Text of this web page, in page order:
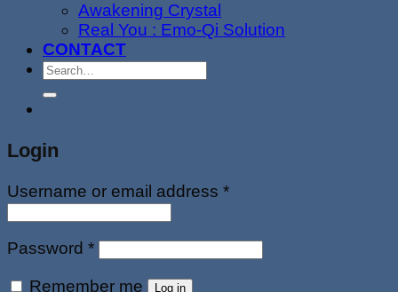
Awakening Crystal
Real You : Emo-Qi Solution
CONTACT
Search
for:
Login
Username or email address *
Password *
Remember me Log in